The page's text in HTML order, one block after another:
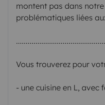
montent pas dans
problématiques liées
Vous trouverez pour
- une cuisine en L, avec